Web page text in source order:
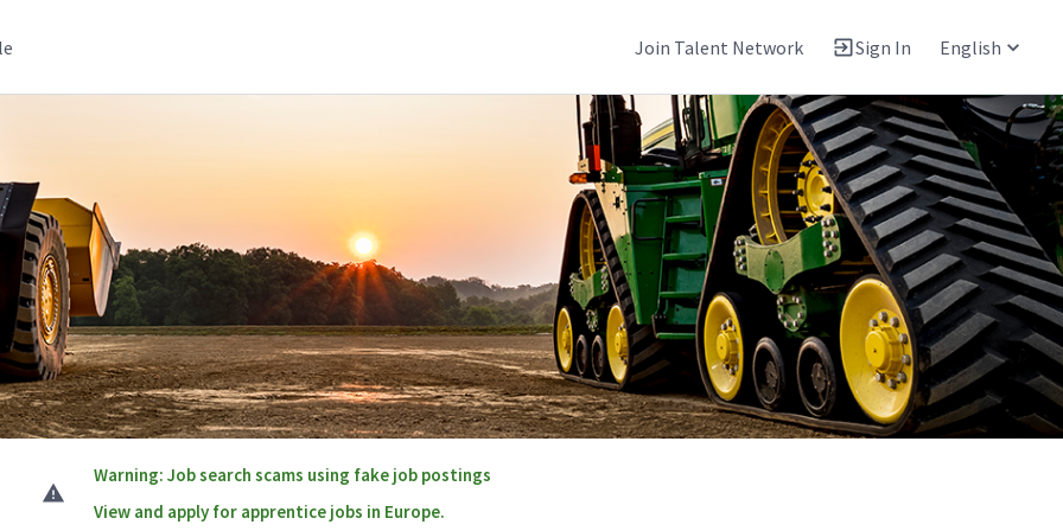
Join Talent Network Sign In English
Warning: Job search scams using fake job postings
View and apply for apprentice jobs in Europe.